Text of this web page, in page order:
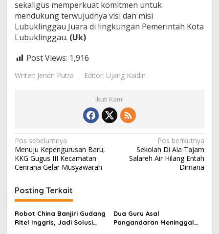
sekaligus memperkuat komitmen untuk
mendukung terwujudnya visi dan misi
Lubuklinggau Juara di lingkungan Pemerintah Kota
Lubuklinggau. (Uk)
Post Views: 1,916
Writer: Jendri Putra Editor: Ujang Kaidin
Ikuti Kami
N
a
v
i
g
a
s
Pos sebelumnya
Menuju Kepengurusan Baru,
KKG Gugus III Kecamatan
Cenrana Gelar Musyawarah
Pos berikutnya
Sekolah Di Aia Tajam
Salareh Air Hilang Entah
Dimana
Posting Terkait
Robot China Banjiri Gudang
Ritel Inggris, Jadi Solusi
Dua Guru Asal
Pangandaran Meninggal